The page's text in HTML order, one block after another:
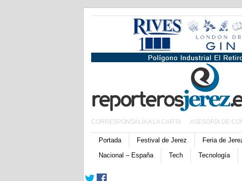
CORRESPONSALÍA A LA CARTA ASESORÍA DE
Portada Festival de Jerez Feria de
Nacional – España
Tech Tecnología